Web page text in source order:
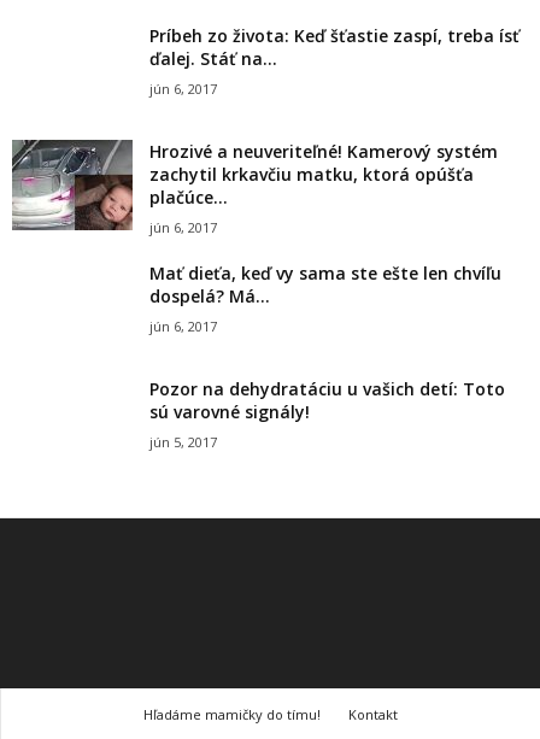
Príbeh zo života: Keď šťastie zaspí, treba ísť
ďalej. Stáť na...
jún 6, 2017
Hrozivé a neuveriteľné! Kamerový systém
zachytil krkavčiu matku, ktorá opúšťa
plačúce...
jún 6, 2017
Mať dieťa, keď vy sama ste ešte len chvíľu
dospelá? Má...
jún 6, 2017
Pozor na dehydratáciu u vašich detí: Toto
sú varovné signály!
jún 5, 2017
Hľadáme mamičky do tímu! Kontakt